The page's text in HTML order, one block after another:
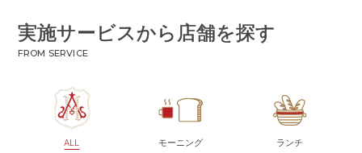
実施サービスから店舗を探す
FROM SERVICE
ALL モーニング ランチ